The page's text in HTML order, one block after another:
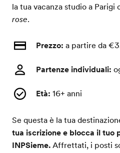
la tua vacanza studio a Parigi
rose.
Prezzo: a partire da
Partenze individuali:
Età: 16+ anni
Se questa è la tua
tua iscrizione e blocca il tuo
INPSieme.Affrettati, i posti